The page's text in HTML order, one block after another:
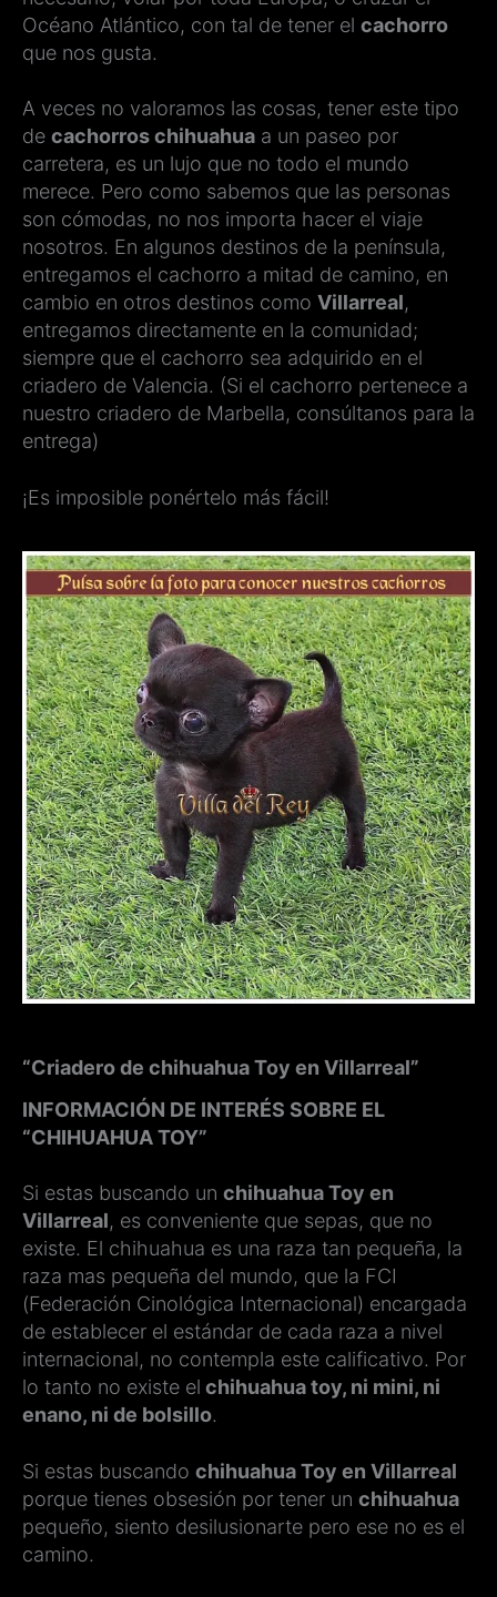
Océano Atlántico, con tal de tener el cachorro
que nos gusta.
A veces no valoramos las cosas, tener este tipo
de cachorros chihuahua a un paseo por
carretera, es un lujo que no todo el mundo
merece. Pero como sabemos que las personas
son cómodas, no nos importa hacer el viaje
nosotros. En algunos destinos de la península,
entregamos el cachorro a mitad de camino, en
cambio en otros destinos como Villarreal,
entregamos directamente en la comunidad;
siempre que el cachorro sea adquirido en el
criadero de Valencia. (Si el cachorro pertenece a
nuestro criadero de Marbella, consúltanos para la
entrega)
¡Es imposible ponértelo más fácil!
“Criadero de chihuahua Toy en Villarreal”
INFORMACIÓN DE INTERÉS SOBRE EL
“CHIHUAHUA TOY”
Si estas buscando un chihuahua Toy en
Villarreal, es conveniente que sepas, que no
existe. El chihuahua es una raza tan pequeña, la
raza mas pequeña del mundo, que la FCI
(Federación Cinológica Internacional) encargada
de establecer el estándar de cada raza a nivel
internacional, no contempla este calificativo. Por
lo tanto no existe el chihuahua toy, ni mini, ni
enano, ni de bolsillo.
Si estas buscando chihuahua Toy en Villarreal
porque tienes obsesión por tener un chihuahua
pequeño, siento desilusionarte pero ese no es el
camino.